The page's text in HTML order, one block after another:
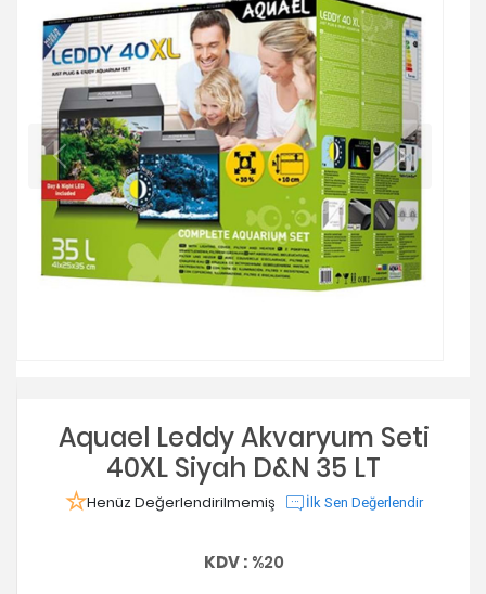
Aquael Leddy Akvaryum Seti
40XL Siyah D&N 35 LT
Henüz Değerlendirilmemiş İlk Sen Değerlendir
KDV : %20